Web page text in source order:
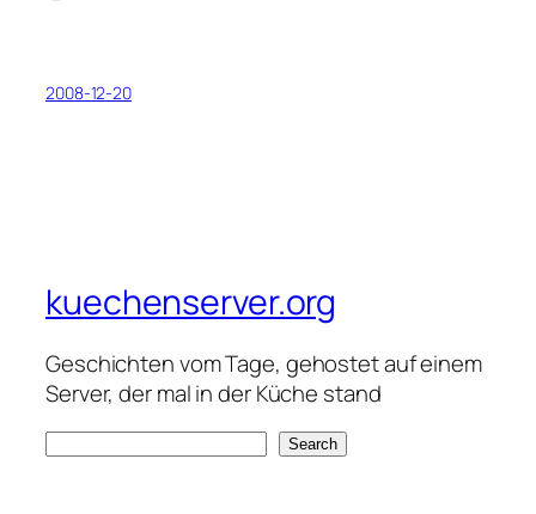
2008-12-20
kuechenserver.org
Geschichten vom Tage, gehostet auf einem
Server, der mal in der Küche stand
Search